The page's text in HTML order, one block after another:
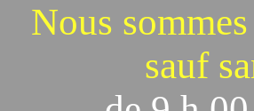
Nous
sauf